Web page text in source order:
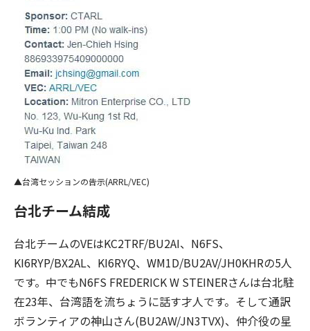
台湾セッションの告示(ARRL/VEC)
台北チーム結成
台北チームのVEはKC2TRF/BU2AI、N6FS、
KI6RYP/BX2AL、KI6RYQ、WM1D/BU2AV/JH0KHRの5人
です。中でもN6FS FREDERICK W STEINERさんは台北駐
在23年、台湾語を流ちょうに話す才人です。そして通訳
ボランティアの神山さん(BU2AW/JN3TVX)、仲介役の星